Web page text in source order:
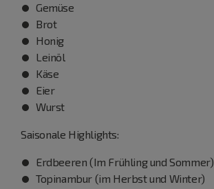
Gemüse
Brot
Honig
Leinöl
Käse
Eier
Wurst
Saisonale Highlights:
Erdbeeren (Im Frühling und Sommer)
Topinambur (im Herbst und Winter)